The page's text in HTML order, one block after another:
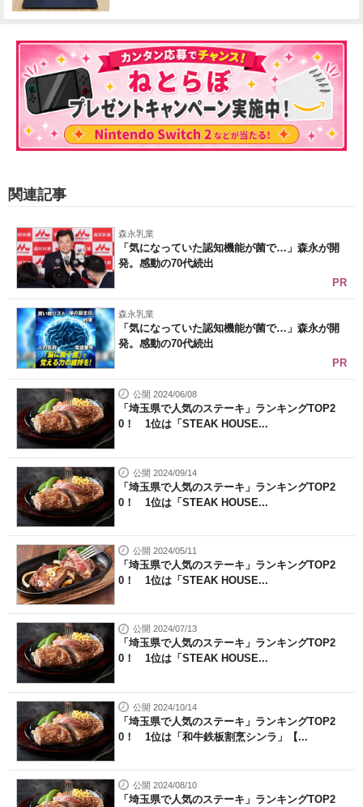
関連記事
森永乳業
「気になっていた認知機能が菌で…」森永が開
発。感動の70代続出
PR
森永乳業
「気になっていた認知機能が菌で…」森永が開
発。感動の70代続出
PR
公開 2024/06/08
「埼玉県で人気のステーキ」ランキングTOP2
0！ 1位は「STEAK HOUSE...
公開 2024/09/14
「埼玉県で人気のステーキ」ランキングTOP2
0！ 1位は「STEAK HOUSE...
公開 2024/05/11
「埼玉県で人気のステーキ」ランキングTOP2
0！ 1位は「STEAK HOUSE...
公開 2024/07/13
「埼玉県で人気のステーキ」ランキングTOP2
0！ 1位は「STEAK HOUSE...
公開 2024/10/14
「埼玉県で人気のステーキ」ランキングTOP2
0！ 1位は「和牛鉄板割烹シンラ」【...
公開 2024/08/10
「埼玉県で人気のステーキ」ランキングTOP2